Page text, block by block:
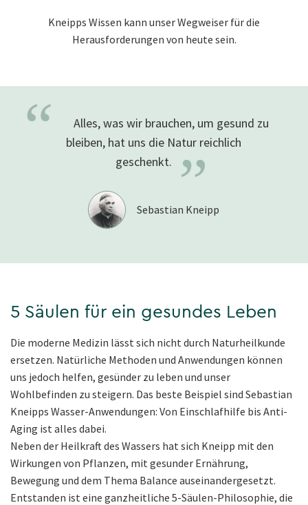
Kneipps Wissen kann unser Wegweiser für die
Herausforderungen von heute sein.
“
Alles, was wir brauchen, um gesund zu
bleiben, hat uns die Natur reichlich
geschenkt.
”
Sebastian Kneipp
5 Säulen für ein gesundes Leben
Die moderne Medizin lässt sich nicht durch Naturheilkunde
ersetzen. Natürliche Methoden und Anwendungen können
uns jedoch helfen, gesünder zu leben und unser
Wohlbefinden zu steigern. Das beste Beispiel sind Sebastian
Kneipps Wasser-Anwendungen: Von Einschlafhilfe bis Anti-
Aging ist alles dabei.
Neben der Heilkraft des Wassers hat sich Kneipp mit den
Wirkungen von Pflanzen, mit gesunder Ernährung,
Bewegung und dem Thema Balance auseinandergesetzt.
Entstanden ist eine ganzheitliche 5-Säulen-Philosophie, die